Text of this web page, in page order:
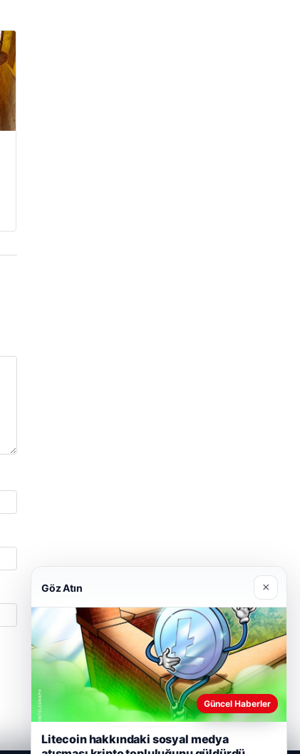
Göz Atın ×
Güncel Haberler
Litecoin hakkındaki sosyal medya